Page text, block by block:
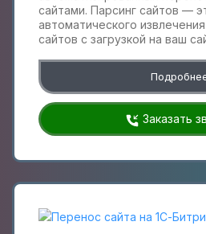
сайтами. Парсинг сайтов —
автоматического
сайтов с загрузкой на ваш
Заказать